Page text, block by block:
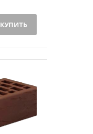
КУПИТЬ